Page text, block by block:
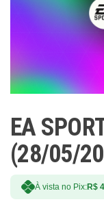
EA
(28/05/
À vista no Pix:R$